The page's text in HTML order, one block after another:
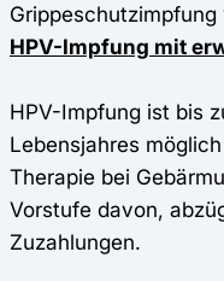
HPV-Impfung mit
HPV-Impfung ist bis
Lebensjahres
Therapie bei
Vorstufe davon,
Zuzahlungen.